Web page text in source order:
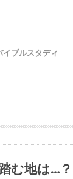
イブルスタディ
む地は…？